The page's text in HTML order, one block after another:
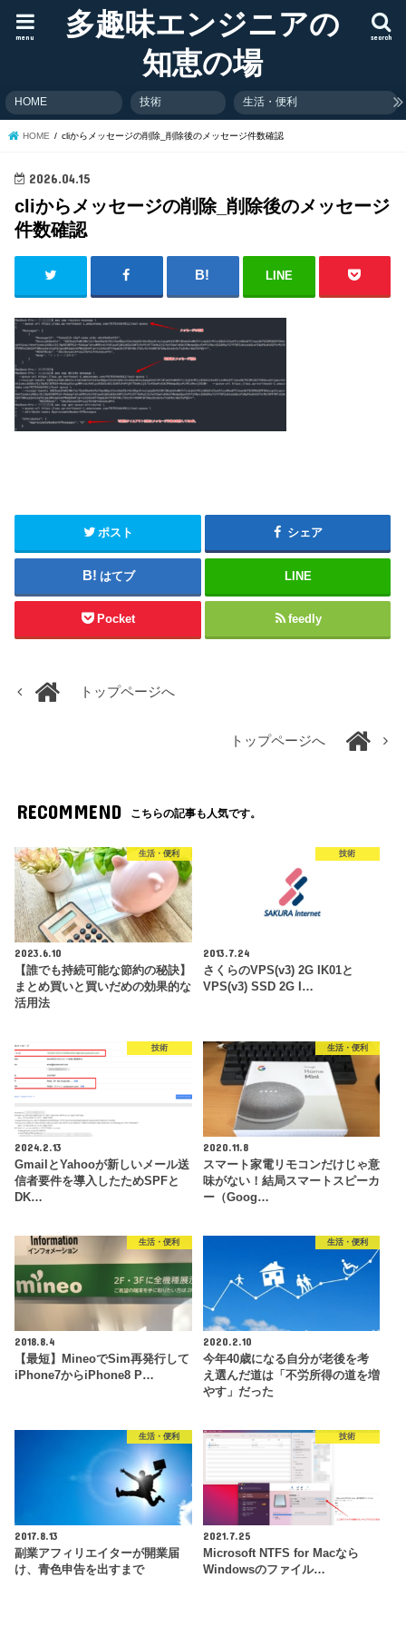
多趣味エンジニアの
知恵の場
search
menu
HOME 技術 生活・便利
HOME cliからメッセージの削除_削除後のメッセージ件数確認
2026.04.15
cliからメッセージの削除_削除後のメッセージ
件数確認
LINE
ポスト シェア
はてブ LINE
Pocket feedly
トップページへ
トップページへ
RECOMMEND こちらの記事も人気です。
生活・便利
2023.6.10
【誰でも持続可能な節約の秘訣】
まとめ買いと買いだめの効果的な
活用法
技術
2013.7.24
さくらのVPS(v3) 2G IK01と
VPS(v3) SSD 2G I…
技術
2024.2.13
GmailとYahooが新しいメール送
信者要件を導入したためSPFと
DK…
生活・便利
2020.11.8
スマート家電リモコンだけじゃ意
味がない！結局スマートスピーカ
ー（Goog…
生活・便利
2018.8.4
【最短】MineoでSim再発行して
iPhone7からiPhone8 P…
生活・便利
2020.2.10
今年40歳になる自分が老後を考
え選んだ道は「不労所得の道を増
やす」だった
生活・便利
2017.8.13
副業アフィリエイターが開業届
け、青色申告を出すまで
技術
2021.7.25
Microsoft NTFS for Macなら
Windowsのファイル…